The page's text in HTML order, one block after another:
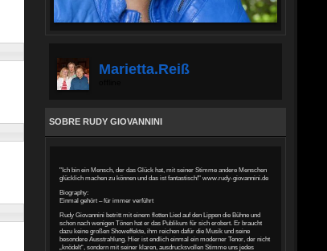
Marietta.reiß
SOBRE RUDY GIOVANNINI
"Ich bin ein Mensch, der das Glück hat, mit seiner Stimme andere Menschen
glücklich machen zu können und das ist fantastisch!" www.rudy-giovannini.de
Biography:
Einmal gehört – für immer verführt
Rudy Giovannini betritt mit einem flotten Lied auf den Lippen die Bühne und
schon nach wenigen Tönen hat er das Publikum für sich erobert. Er braucht
dazu keine großen Showeffekte, ihm reichen dafür die Musik und seine
besondere Ausstrahlung. Hier ist endlich einmal ein moderner Tenor, der nicht
„knödelt“, sondern mit seiner klaren, ausdrucksvollen Stimme uns jedes